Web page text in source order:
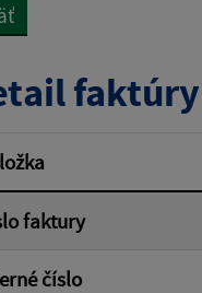
od:
Filtrovať
faktúry
faktury
číslo